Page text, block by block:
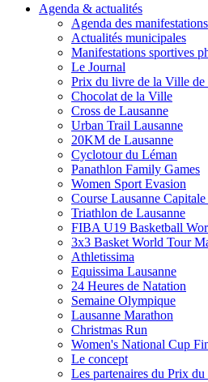
Agenda & actualités
Agenda des manifestations
Actualités municipales
Manifestations sportives
Le Journal
Prix du livre de la Ville de
Chocolat de la Ville
Cross de Lausanne
Urban Trail Lausanne
20KM de Lausanne
Cyclotour du Léman
Panathlon Family Games
Women Sport Evasion
Course Lausanne
Triathlon de Lausanne
FIBA U19 Basketball
3x3 Basket World Tour
Athletissima
Equissima Lausanne
24 Heures de Natation
Semaine Olympique
Lausanne Marathon
Christmas Run
Women's National Cup
Le concept
Les partenaires du Prix